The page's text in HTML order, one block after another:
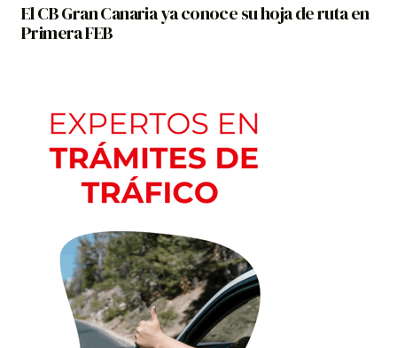
El CB Gran Canaria ya conoce su hoja de ruta en
Primera FEB